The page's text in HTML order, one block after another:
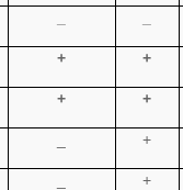
+ +
+ +
+
+